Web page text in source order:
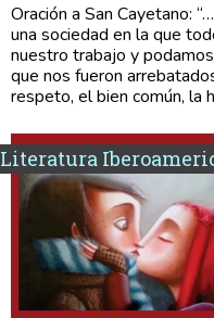
Oración a San Cayetano:
una sociedad en la que
nuestro trabajo y
que nos fueron
respeto, el bien común, la
Literatura